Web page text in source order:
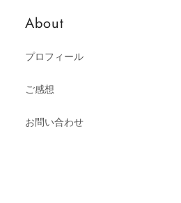
About
プロフィール
ご感想
お問い合わせ